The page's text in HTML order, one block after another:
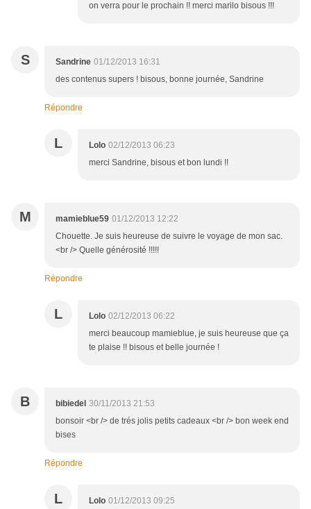
on verra pour le prochain !! merci marilo bisous !!!
S Sandrine 01/12/2013 16:31
des contenus supers ! bisous, bonne journée, Sandrine
Répondre
L Lolo 02/12/2013 06:23
merci Sandrine, bisous et bon lundi !!
M mamieblue59 01/12/2013 12:22
Chouette. Je suis heureuse de suivre le voyage de mon sac.
<br /> Quelle générosité !!!!!
Répondre
L Lolo 02/12/2013 06:22
merci beaucoup mamieblue, je suis heureuse que ça
te plaise !! bisous et belle journée !
B bibiedel 30/11/2013 21:53
bonsoir <br /> de trés jolis petits cadeaux <br /> bon week end
bises
Répondre
L Lolo 01/12/2013 09:25